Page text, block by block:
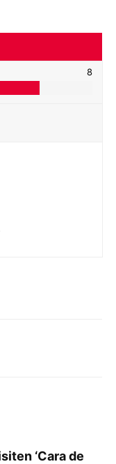
8
‘Cara de